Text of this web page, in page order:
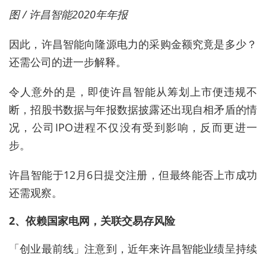
图 / 许昌智能2020年年报
因此，许昌智能向隆源电力的采购金额究竟是多少？
还需公司的进一步解释。
令人意外的是，即使许昌智能从筹划上市便违规不
断，招股书数据与年报数据披露还出现自相矛盾的情
况，公司IPO进程不仅没有受到影响，反而更进一
步。
许昌智能于12月6日提交注册，但最终能否上市成功
还需观察。
2、依赖国家电网，关联交易存风险
「创业最前线」注意到，近年来许昌智能业绩呈持续